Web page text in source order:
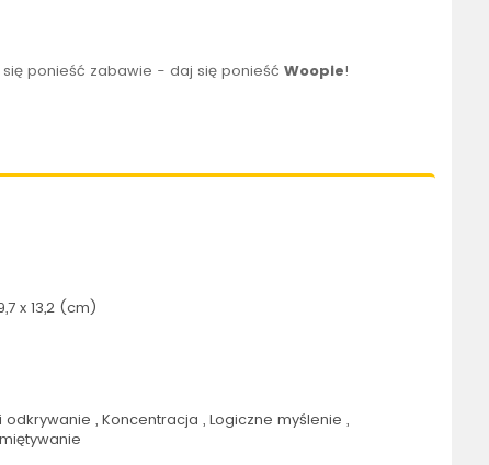
się ponieść zabawie - daj się ponieśćWoopie!
x 13,2 (cm)
, Koncentracja , Logiczne myślenie ,